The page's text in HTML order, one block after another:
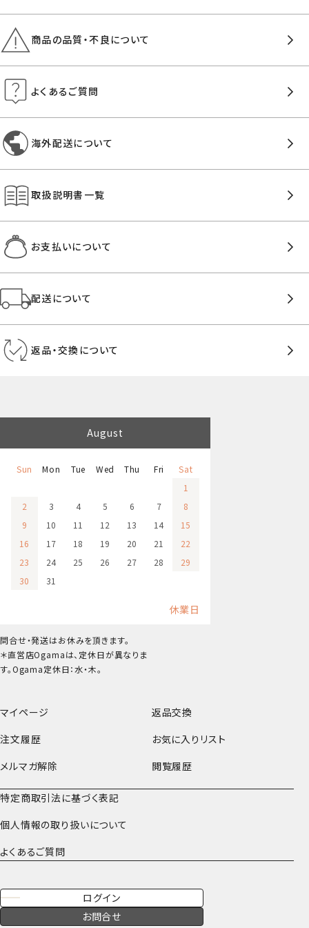
商品の品質・不良について
よくあるご質問
海外配送について
取扱説明書一覧
お支払いについて
配送について
返品・交換について
マイページ
返品交換
注文履歴
お気に入りリスト
メルマガ解除
閲覧履歴
特定商取引法に基づく表記
個人情報の取り扱いについて
よくあるご質問
ログイン
お問合せ
August
Sun Mon Tue Wed Thu Fri
Sat
1
2
3 4 5 6 7
8
9
10 11 12 13 14
15
16
17 18 19 20 21
22
23
24 25 26 27 28
29
30
31
休業日
問合せ・発送はお休みを頂きます。
＊直営店Ogamaは、定休日が異なりま
す。Ogama定休日：水・木。